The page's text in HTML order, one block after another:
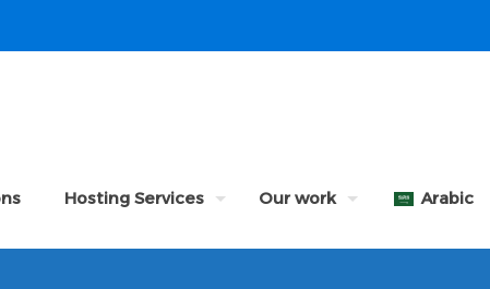
Hosting Services Our work Arabic